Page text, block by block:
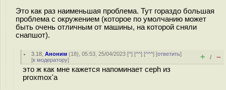
Это как раз наименьшая проблема. Тут гораздо большая
проблема с окружением (которое по умолчанию может
быть очень отличным от машины, на которой сняли
снапшот).
3.18 ,Аноним (18), 05:53, 25/04/2023 [^] [^^] [^^^] [ответить]
[к модератору] + / –
это ж как мне кажется напоминает ceph из
proxmox'a